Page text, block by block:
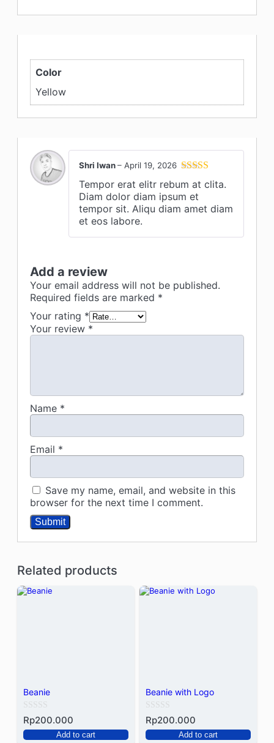
Color
Yellow
Rated 5out
of 5
Shri Iwan– April 19, 2026
Tempor erat elitr rebum at clita.
Diam dolor diam ipsum et
tempor sit. Aliqu diam amet diam
et eos labore.
Add a review
Your email address will not be published.
Required fields are marked *
Your rating *
Your review *
Name *
Email *
Save my name, email, and website in this
browser for the next time I comment.
Related products
Beanie
Rated
0
Rp200.000
Add to cart
Beanie with Logo
Rated
0
Rp200.000
Add to cart